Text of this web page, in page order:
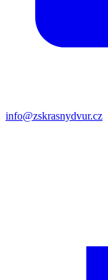
info@zskrasnydvur.cz